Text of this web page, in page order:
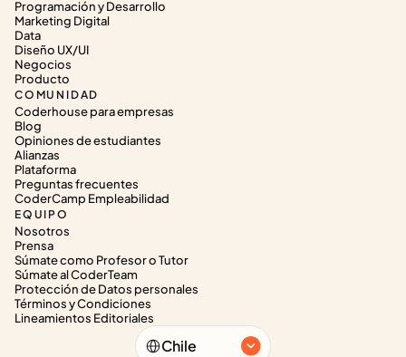
Programación y Desarrollo
Marketing Digital
Data
Diseño UX/UI
Negocios
Producto
COMUNIDAD
Coderhouse para empresas
Blog
Opiniones de estudiantes
Alianzas
Plataforma
Preguntas frecuentes
CoderCamp Empleabilidad
EQUIPO
Nosotros
Prensa
Súmate como Profesor o Tutor
Súmate al CoderTeam
Protección de Datos personales
Términos y Condiciones
Lineamientos Editoriales
Select Language
Chile